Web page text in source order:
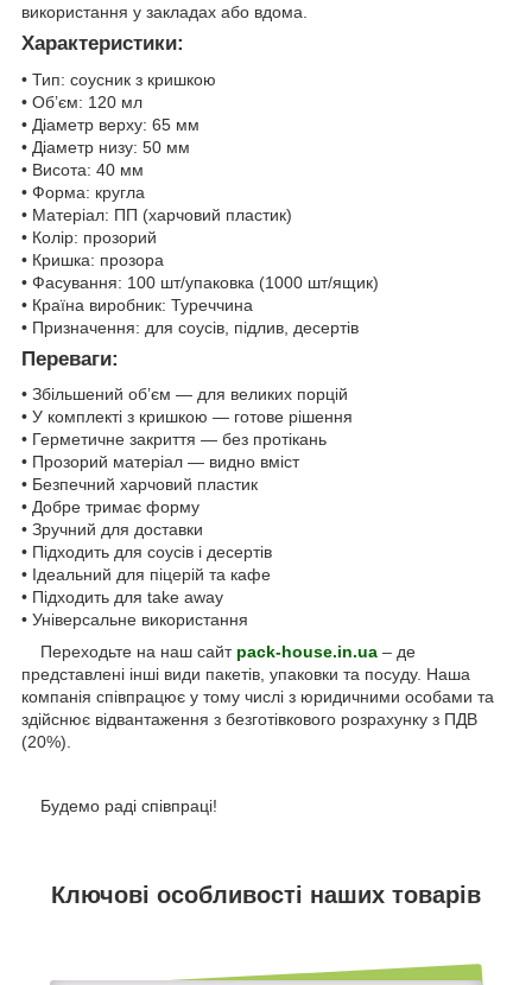
використання у закладах або вдома.
Характеристики:
• Тип: соусник з кришкою
• Об’єм: 120 мл
• Діаметр верху: 65 мм
• Діаметр низу: 50 мм
• Висота: 40 мм
• Форма: кругла
• Матеріал: ПП (харчовий пластик)
• Колір: прозорий
• Кришка: прозора
• Фасування: 100 шт/упаковка (1000 шт/ящик)
• Країна виробник: Туреччина
• Призначення: для соусів, підлив, десертів
Переваги:
• Збільшений об’єм — для великих порцій
• У комплекті з кришкою — готове рішення
• Герметичне закриття — без протікань
• Прозорий матеріал — видно вміст
• Безпечний харчовий пластик
• Добре тримає форму
• Зручний для доставки
• Підходить для соусів і десертів
• Ідеальний для піцерій та кафе
• Підходить для take away
• Універсальне використання
Переходьте на наш сайт pack-house.in.ua – де
представлені інші види пакетів, упаковки та посуду. Наша
компанія співпрацює у тому числі з юридичними особами та
здійснює відвантаження з безготівкового розрахунку з ПДВ
(20%).
Будемо раді співпраці!
Ключові особливості наших товарів